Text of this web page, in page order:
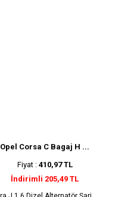
Opel Corsa C Bagaj H ...
Fiyat : 410,97 TL
İndirimli 205,49 TL